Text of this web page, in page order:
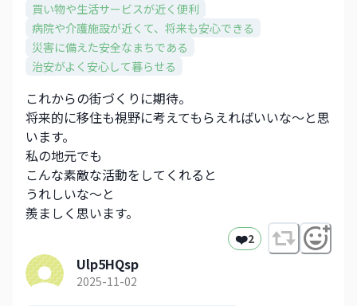
買い物や生活サービスが近く便利
病院や介護施設が近くて、将来も安心できる
災害に備えた安全なまちである
治安がよく安心して暮らせる
これからの街づくりに期待。
将来的に移住も視野に考えてもらえればいいな〜と思
います。
私の地元でも
こんな素敵な活動をしてくれると
うれしいな〜と
羨ましく思います。
❤️2
Ulp5HQsp
2025-11-02